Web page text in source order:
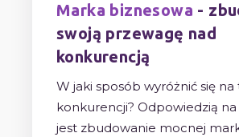
Marka biznesowa -
swoją przewagę nad
konkurencją
W jaki sposób wyróżnić się na
konkurencji? Odpowiedzią
jest zbudowanie mocnej